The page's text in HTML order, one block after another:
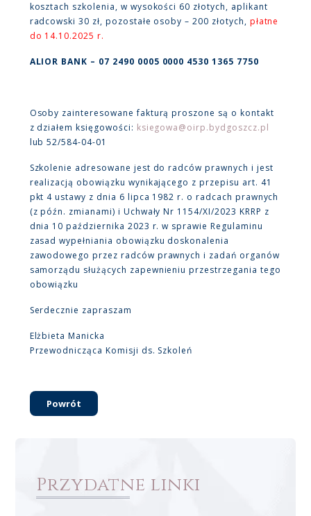
kosztach szkolenia, w wysokości 60 złotych, aplikant
radcowski 30 zł, pozostałe osoby – 200 złotych, płatne
do 14.10.2025 r.
ALIOR BANK – 07 2490 0005 0000 4530 1365 7750
Osoby zainteresowane fakturą proszone są o kontakt
z działem księgowości: ksiegowa@oirp.bydgoszcz.pl
lub 52/584-04-01
Szkolenie adresowane jest do radców prawnych i jest
realizacją obowiązku wynikającego z przepisu art. 41
pkt 4 ustawy z dnia 6 lipca 1982 r. o radcach prawnych
(z późn. zmianami) i Uchwały Nr 1154/XI/2023 KRRP z
dnia 10 października 2023 r. w sprawie Regulaminu
zasad wypełniania obowiązku doskonalenia
zawodowego przez radców prawnych i zadań organów
samorządu służących zapewnieniu przestrzegania tego
obowiązku
Serdecznie zapraszam
Elżbieta Manicka
Przewodnicząca Komisji ds. Szkoleń
Powrót
Przydatne linki